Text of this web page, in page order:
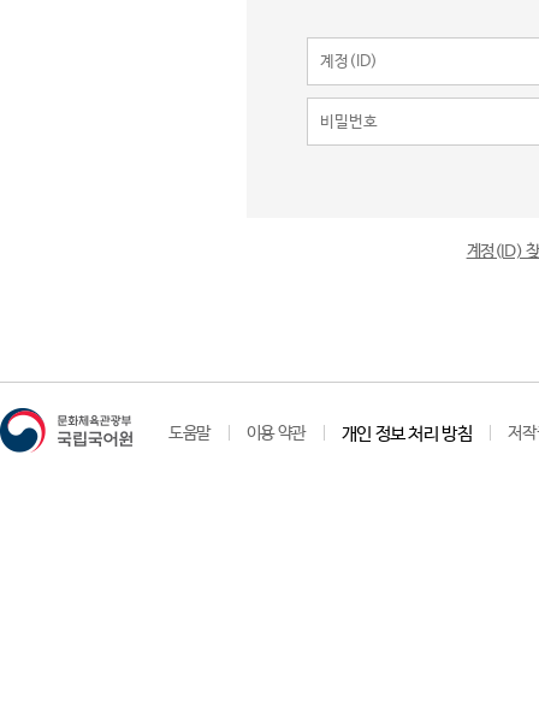
계정(ID)
도움말 이용 약관 개인 정보 처리 방침 저